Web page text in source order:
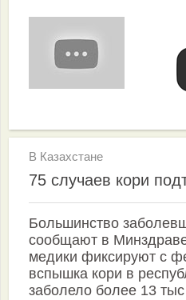
В Казахстане
75 случаев кори
Большинство
сообщают в
медики фиксируют с
вспышка кори в
заболело более 13